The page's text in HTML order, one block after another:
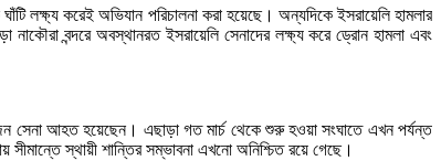
লক্ষ্য করেই অভিযান পরিচালনা করা হয়েছে। অন্যদিকে ইসরায়েলি হামলার
বন্দরে অবস্থানরত ইসরায়েলি সেনাদের লক্ষ্য করে ড্রোন হামলা এবং
সেনা আহত হয়েছেন। এছাড়া গত মার্চ থেকে শুরু হওয়া সংঘাতে এখন পর্যন্ত
স্থায়ী শান্তির সম্ভাবনা এখনো অনিশ্চিত রয়ে গেছে।